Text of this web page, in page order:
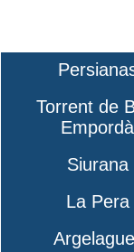
Torrent de
Empordà
Siurana
La Pera